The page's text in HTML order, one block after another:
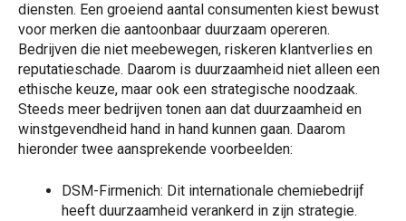
diensten. Een groeiend aantal consumenten kiest bewust
voor merken die aantoonbaar duurzaam opereren.
Bedrijven die niet meebewegen, riskeren klantverlies en
reputatieschade. Daarom is duurzaamheid niet alleen een
ethische keuze, maar ook een strategische noodzaak.
Steeds meer bedrijven tonen aan dat duurzaamheid en
winstgevendheid hand in hand kunnen gaan. Daarom
hieronder twee aansprekende voorbeelden:
DSM-Firmenich: Dit internationale chemiebedrijf
heeft duurzaamheid verankerd in zijn strategie.